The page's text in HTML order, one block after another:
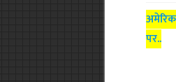
पर..